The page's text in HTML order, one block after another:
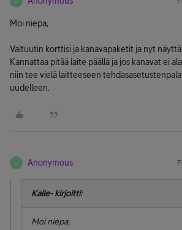
Moi niepa,
Valtuutin korttisi ja kanavapaketit ja nyt
Kannattaa pitää laite päällä ja jos kanavat ei
niin tee vielä laitteeseen
uudelleen.
A Anonymous
Kalle- kirjoitti:
Moi niepa,